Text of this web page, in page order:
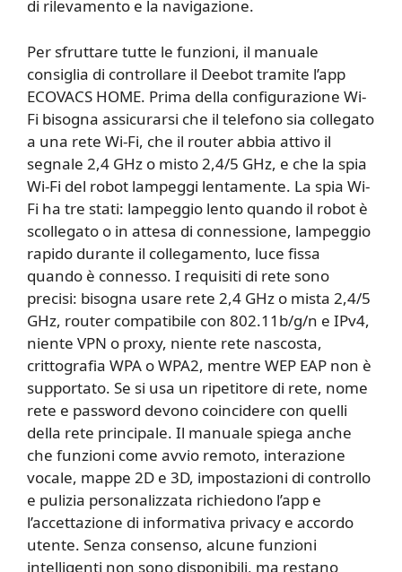
di rilevamento e la navigazione.
Per sfruttare tutte le funzioni, il manuale
consiglia di controllare il Deebot tramite l’app
ECOVACS HOME. Prima della configurazione Wi-
Fi bisogna assicurarsi che il telefono sia collegato
a una rete Wi-Fi, che il router abbia attivo il
segnale 2,4 GHz o misto 2,4/5 GHz, e che la spia
Wi-Fi del robot lampeggi lentamente. La spia Wi-
Fi ha tre stati: lampeggio lento quando il robot è
scollegato o in attesa di connessione, lampeggio
rapido durante il collegamento, luce fissa
quando è connesso. I requisiti di rete sono
precisi: bisogna usare rete 2,4 GHz o mista 2,4/5
GHz, router compatibile con 802.11b/g/n e IPv4,
niente VPN o proxy, niente rete nascosta,
crittografia WPA o WPA2, mentre WEP EAP non è
supportato. Se si usa un ripetitore di rete, nome
rete e password devono coincidere con quelli
della rete principale. Il manuale spiega anche
che funzioni come avvio remoto, interazione
vocale, mappe 2D e 3D, impostazioni di controllo
e pulizia personalizzata richiedono l’app e
l’accettazione di informativa privacy e accordo
utente. Senza consenso, alcune funzioni
intelligenti non sono disponibili, ma restano